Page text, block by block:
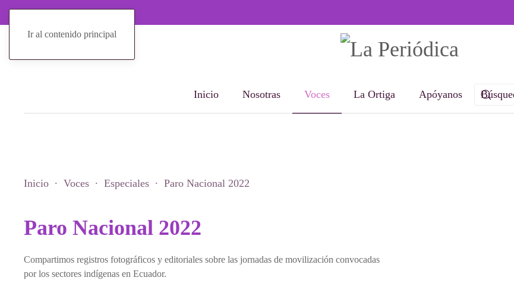
Ir al contenido principal
Inicio Nosotras Voces La Ortiga Apóyanos
Inicio Voces Especiales Paro Nacional 2022
Paro Nacional 2022
Compartimos registros fotográficos y editoriales sobre las jornadas de movilización convocadas
por los sectores indígenas en Ecuador.